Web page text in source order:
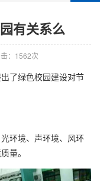
有关系么
击：1562次
了绿色校园建设对节
环境、声环境、风环
量。